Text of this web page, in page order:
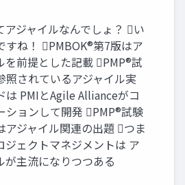
アジャイルなんでしょ？ い
すね！ PMBOK®第7版はア
を前提とした記載 PMP®試
照されているアジャイル実
は PMIとAgile Allianceがコ
ションして開発 PMP®試験
アジャイル関連の出題 つま
ジェクトマネジメントは ア
が主流になりつつある